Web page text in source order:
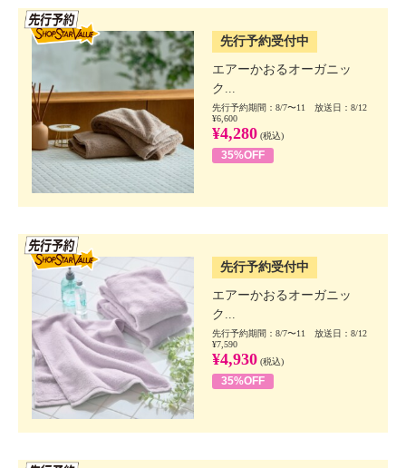
先行予約受付中
エアーかおるオーガニッ
ク...
先行予約期間：8/7〜11 放送日：8/12
¥6,600
¥4,280 (税込)
35%OFF
先行予約受付中
エアーかおるオーガニッ
ク...
先行予約期間：8/7〜11 放送日：8/12
¥7,590
¥4,930 (税込)
35%OFF